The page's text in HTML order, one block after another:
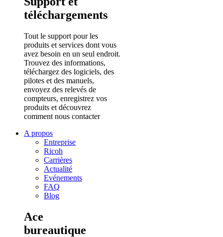
téléchargements
Tout le support pour les
produits et services dont vous
avez besoin en un seul endroit.
Trouvez des informations,
téléchargez des logiciels, des
pilotes et des manuels,
envoyez des relevés de
compteurs, enregistrez vos
produits et découvrez
comment nous contacter
A propos
Entreprise
Ricoh
Carrières
Actualité
Evénements
FAQ
Blog
Ace
bureautique